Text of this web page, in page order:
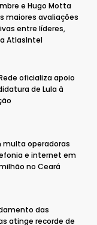
e Hugo Motta
maiores avaliações
entre líderes,
AtlasIntel
oficializa apoio
de Lula à
multa operadoras
e internet em
milhão no Ceará
das
atinge recorde de